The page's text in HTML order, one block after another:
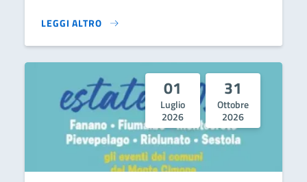
LEGGI ALTRO
CIMONE 4KIDS}
01
Luglio
2026
31
Ottobre
2026